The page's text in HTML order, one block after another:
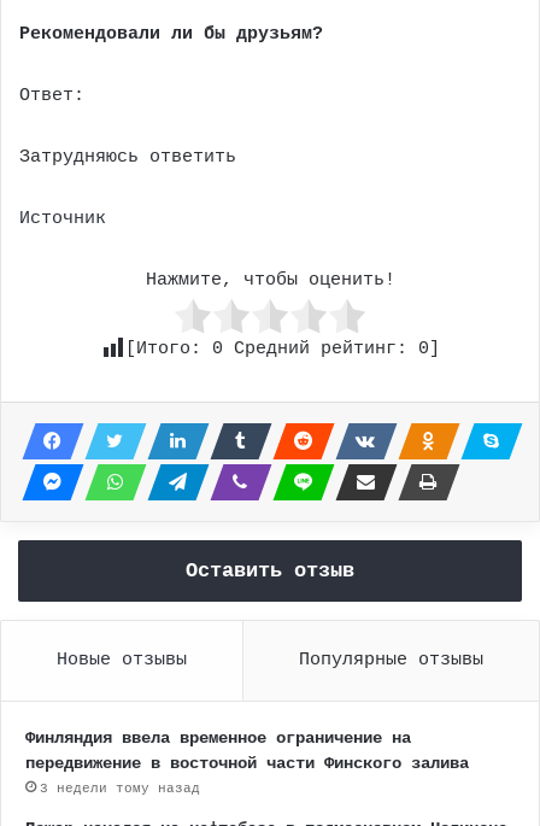
Рекомендовали ли бы друзьям?
Ответ:
Затрудняюсь ответить
Источник
Нажмите, чтобы оценить!
[Итого: 0 Средний рейтинг: 0
Оставить отзыв
Новые отзывы Популярные отзывы
Финляндия ввела временное ограничение на
передвижение в восточной части Финского залива
3 недели тому назад